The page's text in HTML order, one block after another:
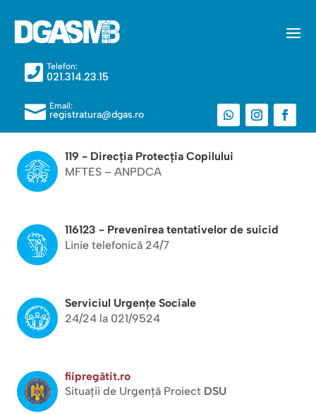
 Telefon:
021.314.23.15
 Email:
registratura@dgas.ro
119 - Direcția Protecția Copilului
MFTES – ANPDCA
116123 - Prevenirea tentativelor de suicid
Linie telefonică 24/7
Serviciul Urgențe Sociale
24/24 la 021/9524
fiipregătit.ro
Situații de Urgență Proiect DSU